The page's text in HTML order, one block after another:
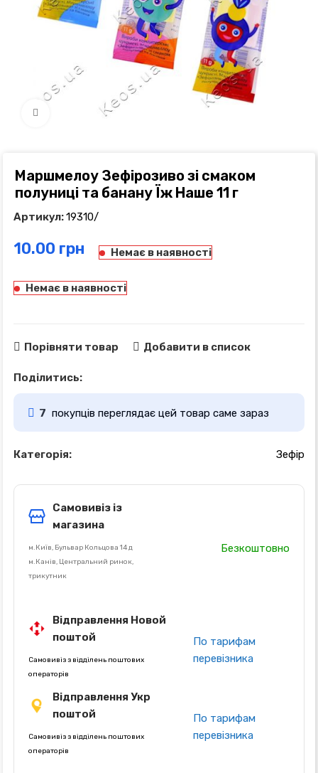
Click to enlarge
Маршмелоу Зефірозиво зі смаком
полуниці та банану Їж Наше 11 г
Артикул:19310/
грн Немає в наявності
Немає в наявності
Порівняти товар Добавити в список
Поділитись:
7 покупців переглядає цей товар саме зараз
Категорія: Зефір
Самовивіз із
магазина
м.Київ, Бульвар Кольцова 14 д
м.Канів, Центральний ринок,
трикутник
Безкоштовно
Відправлення Новой
поштой
Самовивіз з відділень поштових
операторів
По тарифам
перевізника
Відправлення Укр
поштой
Самовивіз з відділень поштових
операторів
По тарифам
перевізника